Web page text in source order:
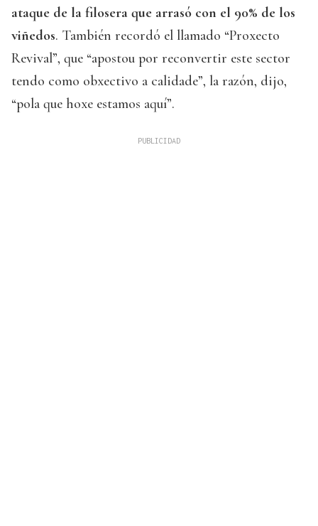
ataque de la filosera que arrasó con el 90% de los
viñedos. También recordó el llamado “Proxecto
Revival”, que “apostou por reconvertir este sector
tendo como obxectivo a calidade”, la razón, dijo,
“pola que hoxe estamos aquí”.